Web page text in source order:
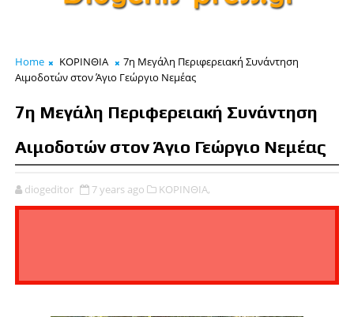
Home ΚΟΡΙΝΘΙΑ
7η Μεγάλη Περιφερειακή Συνάντηση
Αιμοδοτών στον Άγιο Γεώργιο Νεμέας
7η Μεγάλη Περιφερειακή Συνάντηση
Αιμοδοτών στον Άγιο Γεώργιο Νεμέας
diogeditor 7 years ago ΚΟΡΙΝΘΙΑ,